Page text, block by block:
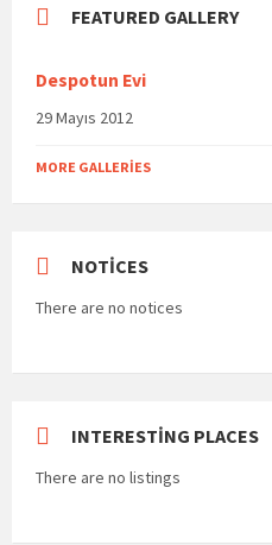
FEATURED GALLERY
Despotun Evi
29 Mayıs 2012
MORE GALLERIES
NOTICES
There are no notices
INTERESTING PLACES
There are no listings